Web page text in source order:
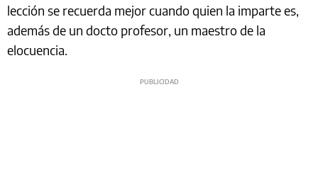
lección se recuerda mejor cuando quien la imparte es,
además de un docto profesor, un maestro de la
elocuencia.